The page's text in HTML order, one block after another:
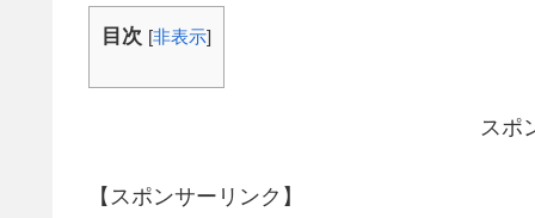
目次 [非表示]
スポ
【スポンサーリンク】